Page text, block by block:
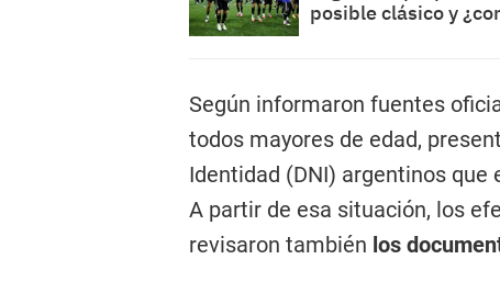
posible clásico y
Según informaron fuentes
todos mayores de edad,
Identidad (DNI) argentinos que
A partir de esa situación, los
revisaron también los